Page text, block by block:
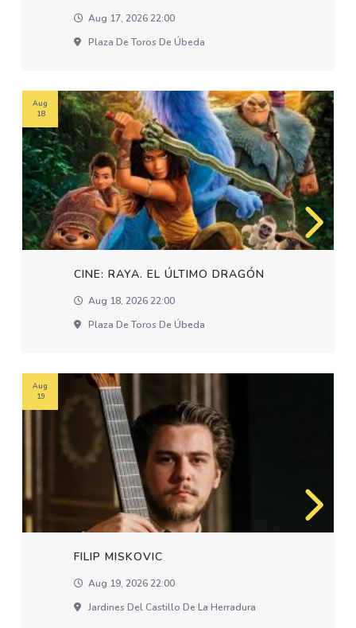
Aug 17, 2026 22:00
Plaza De Toros De Úbeda
CINE: RAYA. EL ÚLTIMO DRAGÓN
Aug 18, 2026 22:00
Plaza De Toros De Úbeda
Aug
18
FILIP MISKOVIC
Aug 19, 2026 22:00
Jardines Del Castillo De La Herradura
Aug
19